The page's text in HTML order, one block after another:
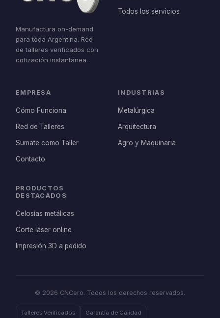
Manufactura on-demand
para toda Argentina. Red
de talleres verificados con
cotización instantánea.
Todos los servicios
EMPRESA
Cómo Funciona
Red de Talleres
Sumate como Taller
Contacto
INDUSTRIAS
Metalúrgica
Arquitectura
Agro y Maquinaria
PRODUCTOS
DESTACADOS
Celosías metálicas
Corte láser online
Impresión 3D a pedido
© 2026 CNCero. Todos los derechos reservados.
Talleres Verificados Garantía de Calidad